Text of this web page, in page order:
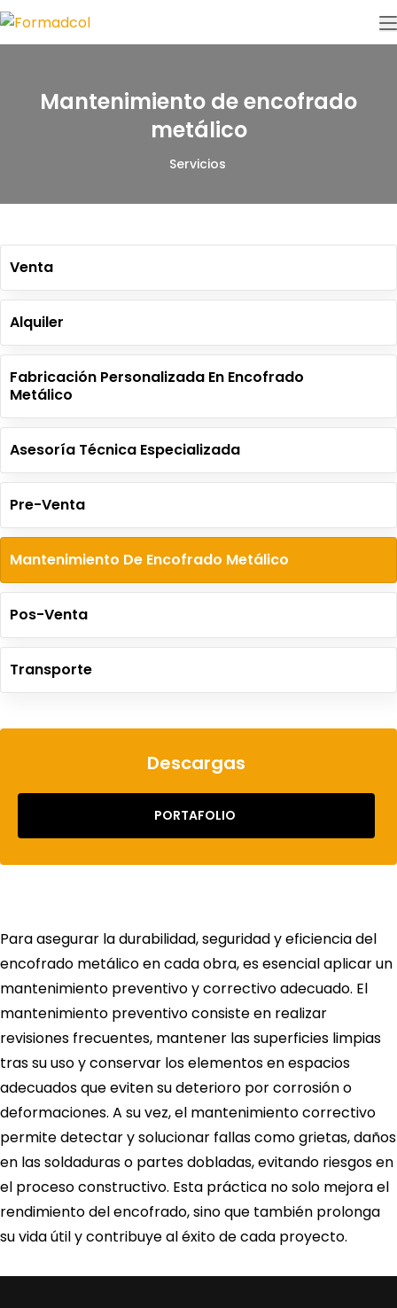
Mantenimiento de encofrado
metálico
Servicios
Venta
Alquiler
Fabricación Personalizada En Encofrado
Metálico
Asesoría Técnica Especializada
Pre-Venta
Mantenimiento De Encofrado Metálico
Pos-Venta
Transporte
Descargas
PORTAFOLIO
Para asegurar la durabilidad, seguridad y eficiencia del
encofrado metálico en cada obra, es esencial aplicar un
mantenimiento preventivo y correctivo adecuado. El
mantenimiento preventivo consiste en realizar
revisiones frecuentes, mantener las superficies limpias
tras su uso y conservar los elementos en espacios
adecuados que eviten su deterioro por corrosión o
deformaciones. A su vez, el mantenimiento correctivo
permite detectar y solucionar fallas como grietas, daños
en las soldaduras o partes dobladas, evitando riesgos en
el proceso constructivo. Esta práctica no solo mejora el
rendimiento del encofrado, sino que también prolonga
su vida útil y contribuye al éxito de cada proyecto.